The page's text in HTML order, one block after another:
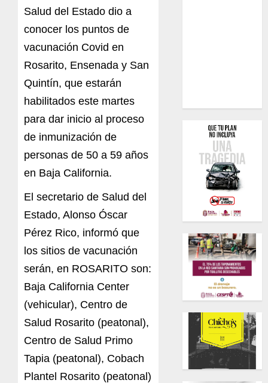
Salud del Estado dio a
conocer los puntos de
vacunación Covid en
Rosarito, Ensenada y San
Quintín, que estarán
habilitados este martes
para dar inicio al proceso
de inmunización de
personas de 50 a 59 años
en Baja California.
El secretario de Salud del
Estado, Alonso Óscar
Pérez Rico, informó que
los sitios de vacunación
serán, en ROSARITO son:
Baja California Center
(vehicular), Centro de
Salud Rosarito (peatonal),
Centro de Salud Primo
Tapia (peatonal), Cobach
Plantel Rosarito (peatonal)